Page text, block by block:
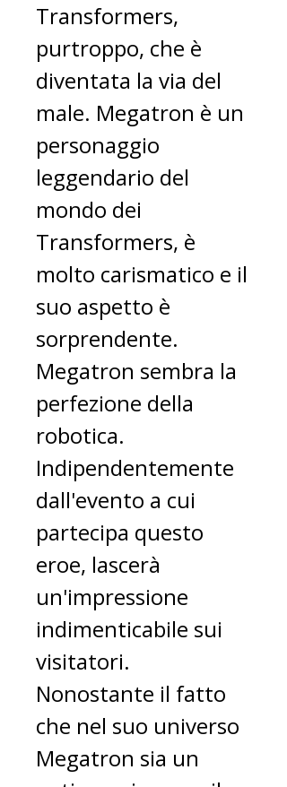
Transformers,
purtroppo, che è
diventata la via del
male. Megatron è un
personaggio
leggendario del
mondo dei
Transformers, è
molto carismatico e il
suo aspetto è
sorprendente.
Megatron sembra la
perfezione della
robotica.
Indipendentemente
dall'evento a cui
partecipa questo
eroe, lascerà
un'impressione
indimenticabile sui
visitatori.
Nonostante il fatto
che nel suo universo
Megatron sia un